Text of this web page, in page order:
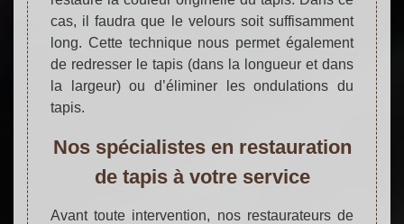
cas, il faudra que le velours soit suffisamment
long. Cette technique nous permet également
de redresser le tapis (dans la longueur et dans
la largeur) ou d’éliminer les ondulations du
tapis.
Nos spécialistes en restauration
de tapis à votre service
Avant toute intervention, nos restaurateurs de